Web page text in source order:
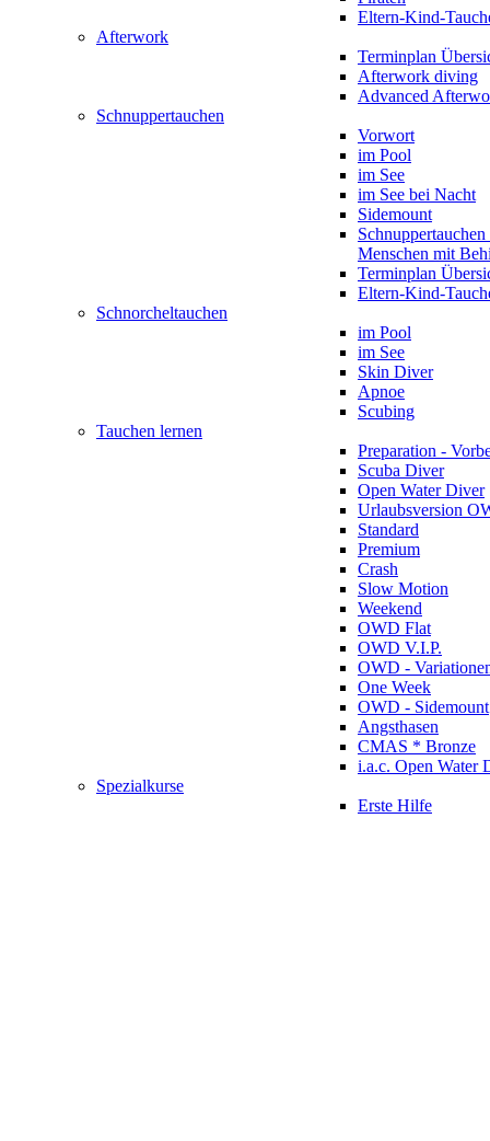
Eltern-Kind-
Afterwork
Terminplan
Afterwork diving
Advanced
Schnuppertauchen
Vorwort
im Pool
im See
im See bei Nacht
Sidemount
Menschen mit
Terminplan
Eltern-Kind-
Schnorcheltauchen
im Pool
im See
Skin Diver
Apnoe
Scubing
Tauchen lernen
Preparation -
Scuba Diver
Open Water Diver
Urlaubsversion
Standard
Premium
Crash
Slow Motion
Weekend
OWD Flat
OWD V.I.P.
OWD -
One Week
OWD - Sidemount
Angsthasen
CMAS * Bronze
i.a.c. Open Water
Spezialkurse
Erste Hilfe